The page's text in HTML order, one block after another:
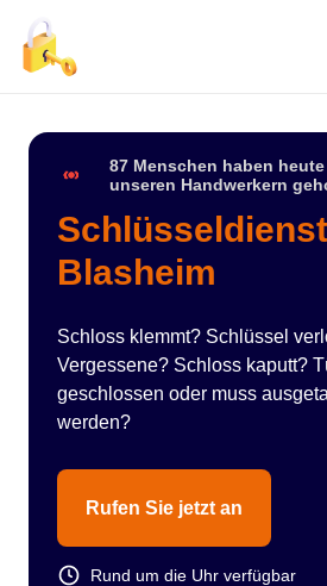
87 Menschen haben
unseren Handwerkern
Blasheim
Schloss klemmt? Schlüssel
Vergessene? Schloss kaputt?
geschlossen oder muss
werden?
Rufen Sie jetzt an
Rund um die Uhr verfügbar